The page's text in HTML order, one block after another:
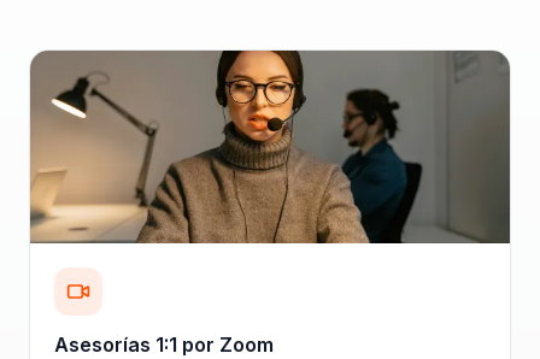
Asesorías 1:1 por Zoom